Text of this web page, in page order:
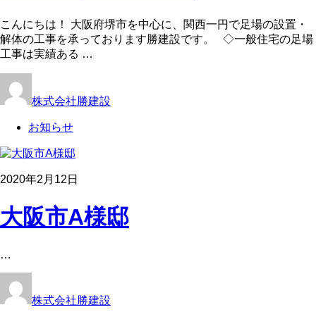
こんにちは！ 大阪府堺市を中心に、関西一円で足場の設置・
解体の工事を承っております勝建設です。 ◇一般住宅の足場
工事は実績ある …
株式会社勝建設
お知らせ
2020年2月12日
大阪市A様邸
…
株式会社勝建設